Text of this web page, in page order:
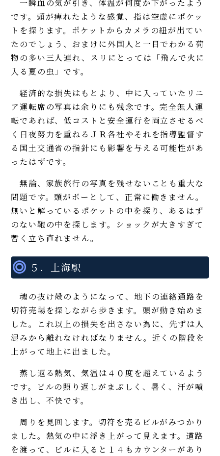
一瞬血の気が引き、体温が何度か下がったよう
です。頭が痺れたような感覚、指は空虚にポケッ
トを探ります。ポケットからカメラの紐が出てい
たのでしょう、おまけに外国人と一目でわかる荷
物の多い三人連れ、スリにとっては「飛んで火に
入る夏の虫」です。
経済的な損失はもとより、中に入っていたリニ
ア運転席の写真は余りにも残念です。完全無人運
転であれば、低コストと安全運行を両立させるべ
く日夜努力を重ねるＪＲ各社やそれを指導監督す
る国土交通省の指針にも影響を与える可能性があ
ったはずです。
無論、家族旅行の写真を残せないことも重大な
問題です。頭がボーとして、正常に働きません。
無いと解っているポケットの中を探り、あるはず
のない鞄の中を探します。ショックが大きすぎて
暫く立ち直れません。
５．上海駅
魂の抜け殻のようになって、地下の連絡通路を
切符売場を探しながら歩きます。頭が動き始めま
した。これ以上の損失を出さない為に、先ずは人
混みから離れなければなりません。近くの階段を
上がって地上に出ました。
蒸し返る熱気、気温は４０度を超えているよう
です。ビルの照り返しがまぶしく、暑く、汗が噴
き出し、不快です。
周りを見回します。切符を売るビルがみつかり
ました。熱気の中に浮き上がって見えます。道路
を渡って、ビルに入ると１４もカウンターがあり